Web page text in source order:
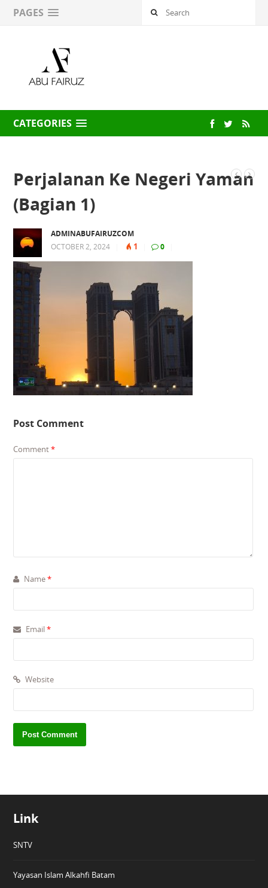
PAGES
CATEGORIES
Perjalanan Ke Negeri Yaman
(Bagian 1)
ADMINABUFAIRUZCOM
OCTOBER 2, 2024
1 0
Post Comment
Comment*
Name*
Email*
Website
Link
SNTV
Yayasan Islam Alkahfi Batam